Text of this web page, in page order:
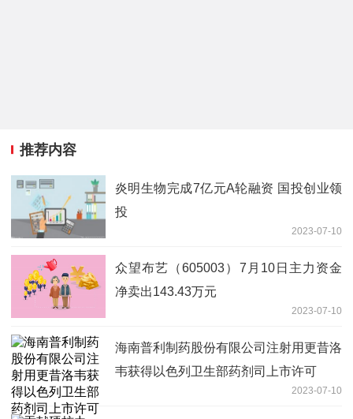
推荐内容
炎明生物完成7亿元A轮融资 国投创业领
投
2023-07-10
众望布艺（605003）7月10日主力资金
净卖出143.43万元
2023-07-10
海南普利制药股份有限公司注射用更昔洛
韦获得以色列卫生部药剂司上市许可
2023-07-10